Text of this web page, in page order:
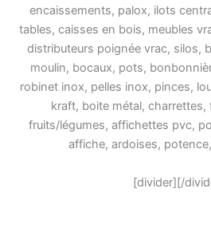
encaissements, palox, ilots
tables, caisses en bois, meubles
distributeurs poignée vrac, silos,
moulin, bocaux, pots,
robinet inox, pelles inox, pinces,
kraft, boite métal, charrettes,
fruits/légumes, affichettes pvc,
affiche, ardoises,
[divider][/